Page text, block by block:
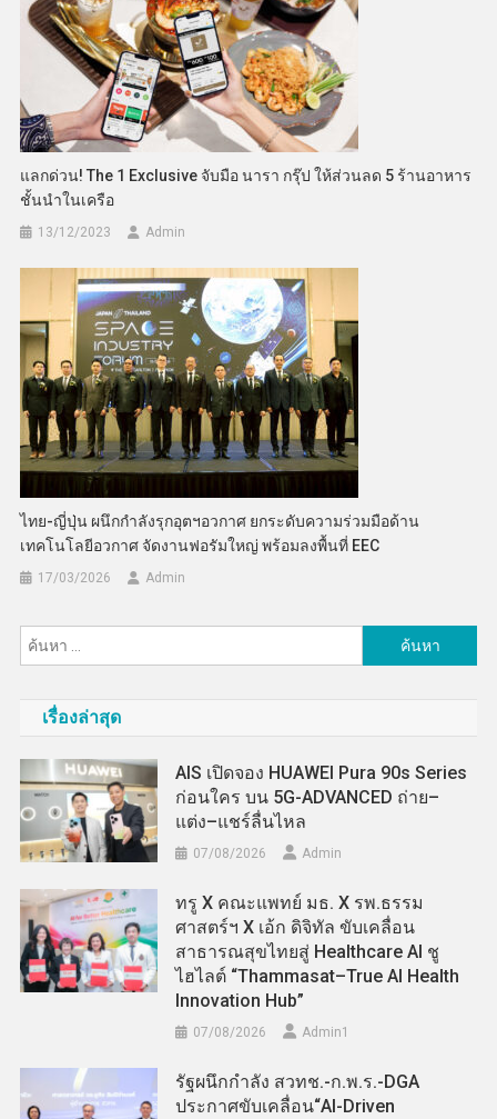
แลกด่วน! The 1 Exclusive จับมือ นารา กรุ๊ป ให้ส่วนลด 5 ร้านอาหาร
ชั้นนำในเครือ
13/12/2023 Admin
ไทย-ญี่ปุ่น ผนึกกำลังรุกอุตฯอวกาศ ยกระดับความร่วมมือด้าน
เทคโนโลยีอวกาศ จัดงานฟอรัมใหญ่ พร้อมลงพื้นที่ EEC
17/03/2026 Admin
สำหรับ:
เรื่องล่าสุด
AIS เปิดจอง HUAWEI Pura 90s Series
ก่อนใคร บน 5G-ADVANCED ถ่าย–
แต่ง–แชร์ลื่นไหล
07/08/2026 Admin
ทรู X คณะแพทย์ มธ. X รพ.ธรรม
ศาสตร์ฯ X เอ้ก ดิจิทัล ขับเคลื่อน
สาธารณสุขไทยสู่ Healthcare AI ชู
ไฮไลต์ “Thammasat–True AI Health
Innovation Hub”
07/08/2026 Admin​1
รัฐผนึกกำลัง สวทช.-ก.พ.ร.-DGA
ประกาศขับเคลื่อน“AI-Driven